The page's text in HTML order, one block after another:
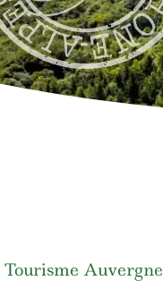
Tourisme Auvergne